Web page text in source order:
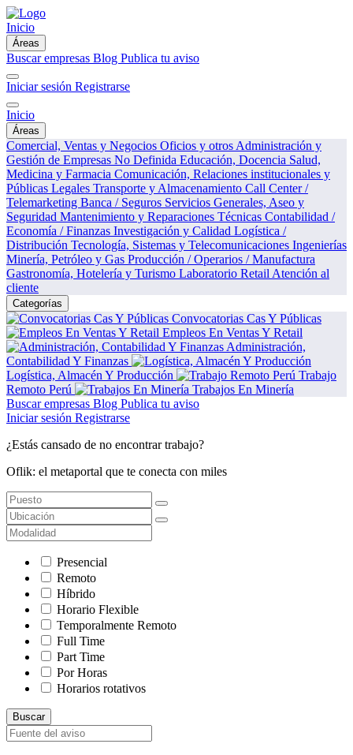
Inicio
Áreas
Buscar empresas Blog Publica tu aviso
Iniciar sesión Registrarse
Inicio
Áreas
Comercial, Ventas y Negocios Oficios y otros Administración y
Gestión de Empresas No Definida Educación, Docencia Salud,
Medicina y Farmacia Comunicación, Relaciones institucionales y
Públicas Legales Transporte y Almacenamiento Call Center /
Telemarketing Banca / Seguros Servicios Generales, Aseo y
Seguridad Mantenimiento y Reparaciones Técnicas Contabilidad /
Economía / Finanzas Investigación y Calidad Logística /
Distribución Tecnología, Sistemas y Telecomunicaciones Ingenierías
Minería, Petróleo y Gas Producción / Operarios / Manufactura
Gastronomía, Hotelería y Turismo Laboratorio Retail Atención al
cliente
Categorías
Convocatorias Cas Y Públicas
Empleos En Ventas Y Retail
Administración,
Contabilidad Y Finanzas
Logística, Almacén Y Producción
Trabajo
Remoto Perú
Trabajos En Minería
Buscar empresas Blog Publica tu aviso
Iniciar sesión Registrarse
¿Estás cansado de no encontrar trabajo?
Oflik: el metaportal que te conecta con miles
Presencial
Remoto
Híbrido
Horario Flexible
Temporalmente Remoto
Full Time
Part Time
Por Horas
Horarios rotativos
Buscar